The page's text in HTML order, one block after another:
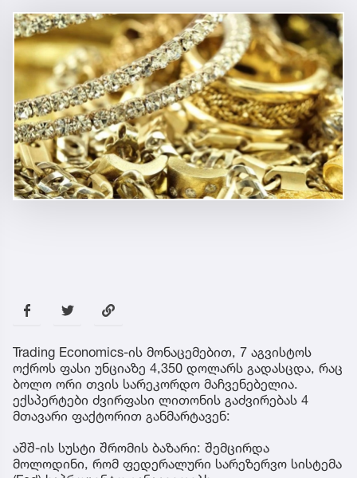
Trading Economics-ის მონაცემებით, 7 აგვისტოს
ოქროს ფასი უნციაზე 4,350 დოლარს გადასცდა, რაც
ბოლო ორი თვის სარეკორდო მაჩვენებელია.
ექსპერტები ძვირფასი ლითონის გაძვირებას 4
მთავარი ფაქტორით განმარტავენ:
აშშ-ის სუსტი შრომის ბაზარი: შემცირდა
მოლოდინი, რომ ფედერალური სარეზერვო სისტემა